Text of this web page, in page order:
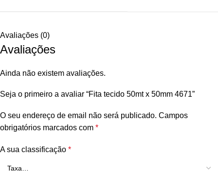
Avaliações (0)
Avaliações
Ainda não existem avaliações.
Seja o primeiro a avaliar “Fita tecido 50mt x 50mm 4671”
O seu endereço de email não será publicado. Campos
obrigatórios marcados com *
A sua classificação *